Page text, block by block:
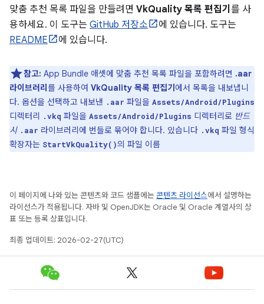
맞춤 추천 목록 파일을 만들려면 VkQuality 목록 편집기 를 사
용하세요. 이 도구는 GitHub 저장소
에 있습니다. 도구는
README
에 있습니다.
참고: App Bundle 애셋에 맞춤 추천 목록 파일을 포함하려면 .aar
라이브러리 를 사용하여 VkQuality 목록 편집기 에서 목록을 내보냅니
다. 옵션을 선택하고 내보낸 .aar 파일을 Assets/Android/Plugins
디렉터리 .vkq 파일을 Assets/Android/Plugins 디렉터리로 반드
시 .aar 라이브러리에 번들로 묶어야 합니다. 있습니다 .vkq 파일 형식
확장자는 StartVkQuality()의 파일 이름
이 페이지에 나와 있는 콘텐츠와 코드 샘플에는 콘텐츠 라이선스에서 설명하는
라이선스가 적용됩니다. 자바 및 OpenJDK는 Oracle 및 Oracle 계열사의 상
표 또는 등록 상표입니다.
최종 업데이트: 2026-02-27(UTC)